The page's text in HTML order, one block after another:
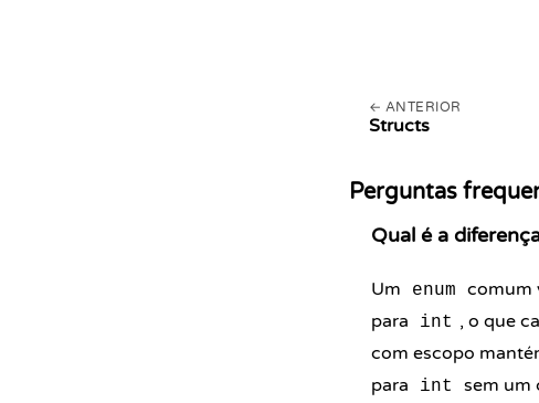
ANTERIOR
Structs
Perguntas
Qual é a
Um enum
comum
para
int , o que
com escopo
para
int sem um